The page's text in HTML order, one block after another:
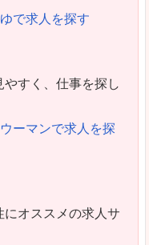
で求人を探す
すく、仕事を探し
ーマンで求人を探
オススメの求人サ